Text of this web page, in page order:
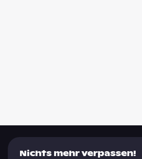
Nichts mehr verpassen!